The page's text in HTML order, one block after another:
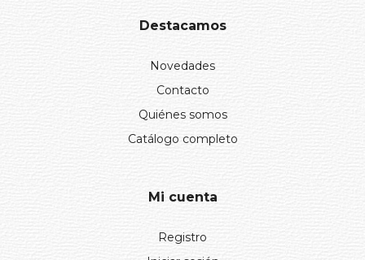
Destacamos
Novedades
Contacto
Quiénes somos
Catálogo completo
Mi cuenta
Registro